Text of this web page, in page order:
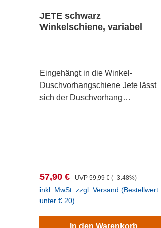
JETE schwarz
Winkelschiene, variabel
Eingehängt in die Winkel-
Duschvorhangschiene Jete lässt
sich der Duschvorhang
werden. Schrauben und Dübel zur
Wandmontage sind enthalten,
eine Deckenstütze zur
Verkaufspreis:
57,90 € UVP Regulärer Preis:
59,99 € (- 3.48%)
inkl. MwSt. zzgl. Versand (Bestellwert
unter € 20)
In den Warenkorb